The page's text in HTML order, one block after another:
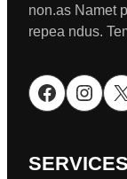
non.as Namet
repea ndus.
Facebook Instagram X
SERVICES